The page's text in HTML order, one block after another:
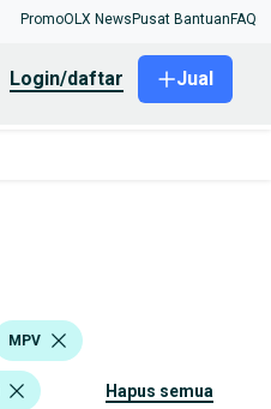
PromoOLX News Pusat Bantuan FAQ
login/daftar Jual
MPV
hapus semua